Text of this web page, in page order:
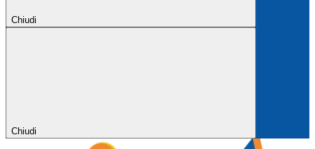
Chiudi
Chiudi